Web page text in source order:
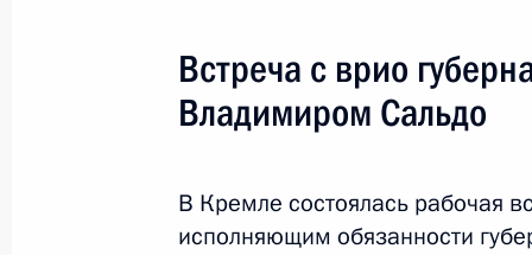
поверенного лицом, признанным
Федерации в связи с принятием в
Встреча с врио
Владимиром Сальдо
В Кремле состоялась рабочая
исполняющим обязанности